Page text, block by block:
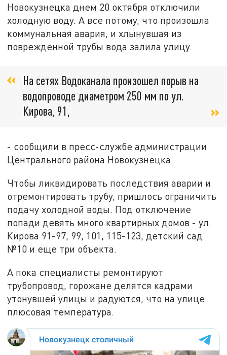
Новокузнецка днем 20 октября отключили
холодную воду. А все потому, что произошла
коммунальная авария, и хлынувшая из
поврежденной трубы вода залила улицу.
На сетях Водоканала произошел порыв на
водопроводе диаметром 250 мм по ул.
Кирова, 91,
- сообщили в пресс-службе администрации
Центрального района Новокузнецка.
Чтобы ликвидировать последствия аварии и
отремонтировать трубу, пришлось ограничить
подачу холодной воды. Под отключение
попади девять много квартирных домов - ул.
Кирова 91-97, 99, 101, 115-123, детский сад
№10 и еще три объекта.
А пока специалисты ремонтируют
трубопровод, горожане делятся кадрами
утонувшей улицы и радуются, что на улице
плюсовая температура.